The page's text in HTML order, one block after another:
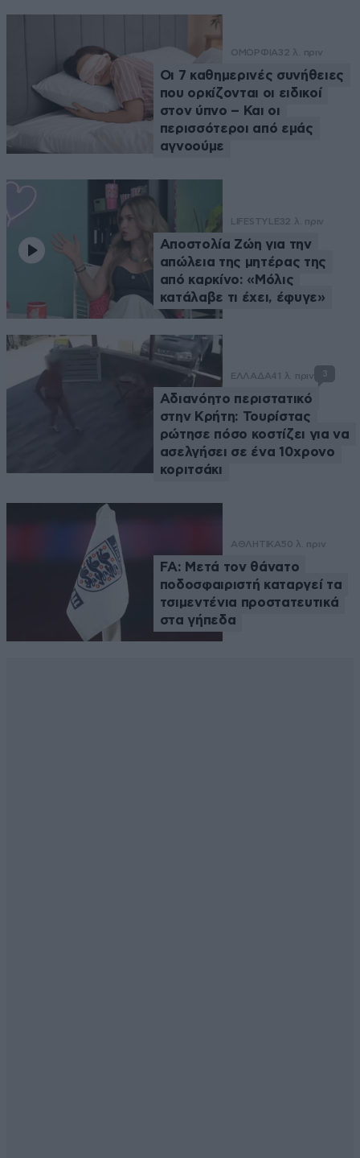
ΟΜΟΡΦΙΑ32 λ. πριν
Οι 7 καθημερινές συνήθειες
που ορκίζονται οι ειδικοί
στον ύπνο – Και οι
περισσότεροι από εμάς
αγνοούμε
LIFESTYLE32 λ. πριν
Αποστολία Ζώη για την
απώλεια της μητέρας της
από καρκίνο: «Μόλις
κατάλαβε τι έχει, έφυγε»
ΕΛΛΑΔΑ41 λ. πριν 3
Αδιανόητο περιστατικό
στην Κρήτη: Τουρίστας
ρώτησε πόσο κοστίζει για να
ασελγήσει σε ένα 10χρονο
κοριτσάκι
ΑΘΛΗΤΙΚΑ50 λ. πριν
FA: Μετά τον θάνατο
ποδοσφαιριστή καταργεί τα
τσιμεντένια προστατευτικά
στα γήπεδα